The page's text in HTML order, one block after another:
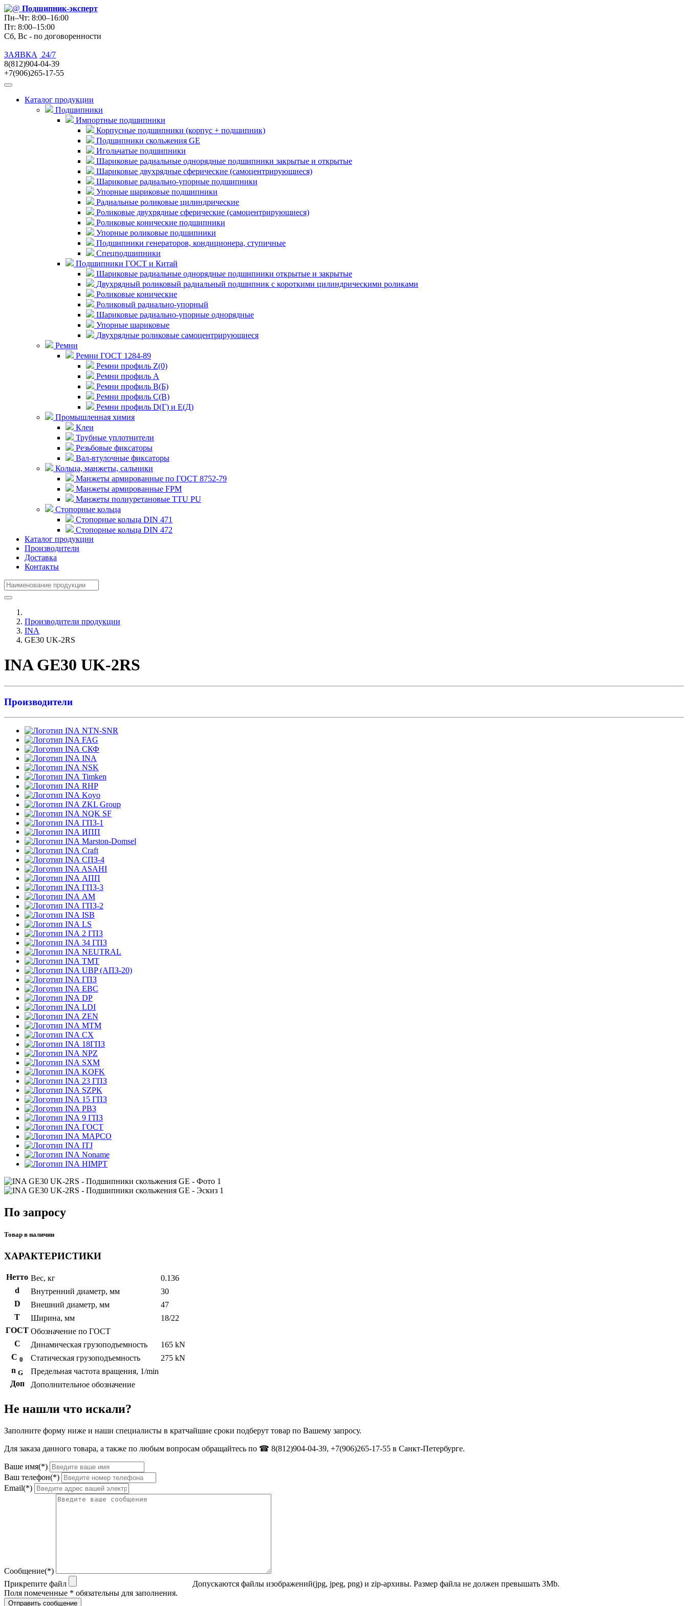
Подшипник-эксперт
Пн–Чт: 8:00–16:00
Пт: 8:00–15:00
Сб, Вс - по договоренности
ЗАЯВКА
24/7
8(812)904-04-39
+7(906)265-17-55
Каталог продукции
Подшипники
Импортные подшипники
Корпусные подшипники (корпус + подшипник)
Подшипники скольжения GE
Игольчатые подшипники
Шариковые радиальные однорядные подшипники закрытые и открытые
Шариковые двухрядные сферические (самоцентрирующиеся)
Шариковые радиально-упорные подшипники
Упорные шариковые подшипники
Радиальные роликовые цилиндрические
Роликовые двухрядные сферические (самоцентрирующиеся)
Роликовые конические подшипники
Упорные роликовые подшипники
Подшипники генераторов, кондиционера, ступичные
Спецподшипники
Подшипники ГОСТ и Китай
Шариковые радиальные однорядные подшипники открытые и закрытые
Двухрядный роликовый радиальный подшипник с короткими цилиндрическими роликами
Роликовые конические
Роликовый радиально-упорный
Шариковые радиально-упорные однорядные
Упорные шариковые
Двухрядные роликовые самоцентрирующиеся
Ремни
Ремни ГОСТ 1284-89
Ремни профиль Z(0)
Ремни профиль А
Ремни профиль В(Б)
Ремни профиль С(В)
Ремни профиль D(Г) и E(Д)
Промышленная химия
Клеи
Трубные уплотнители
Резьбовые фиксаторы
Вал-втулочные фиксаторы
Кольца, манжеты, сальники
Манжеты армированные по ГОСТ 8752-79
Манжеты армированные FPM
Манжеты полиуретановые TTU PU
Стопорные кольца
Стопорные кольца DIN 471
Стопорные кольца DIN 472
Каталог продукции
Производители
Доставка
Контакты
Производители продукции
INA
GE30 UK-2RS
INA GE30 UK-2RS
Производители
NTN-SNR
FAG
СКФ
INA
NSK
Timken
RHP
Koyo
ZKL Group
NQK SF
ГПЗ-1
ИПП
Marston-Domsel
Craft
СПЗ-4
ASAHI
АПП
ГПЗ-3
АМ
ГПЗ-2
ISB
LS
2 ГПЗ
34 ГПЗ
NEUTRAL
TMT
UBP (АПЗ-20)
ГПЗ
EBC
DP
LDI
ZEN
MTM
CX
18ГПЗ
NPZ
SXM
KOFK
23 ГПЗ
SZPK
15 ГПЗ
РВЗ
9 ГПЗ
ГОСТ
MAPCO
ITJ
Noname
HIMPT
По запросу
Товар в наличии
ХАРАКТЕРИСТИКИ
Нетто Вес, кг
0.136
d
Внутренний диаметр, мм
30
D
Внешний диаметр, мм
47
T
Ширина, мм
18/22
ГОСТ Обозначение по ГОСТ
C
Динамическая грузоподъемность
165 kN
С 0 Статическая грузоподъемность
275 kN
n G
Предельная частота вращения, 1/min
Доп
Дополнительное обозначение
Не нашли что искали?
Заполните форму ниже и наши специалисты в кратчайшие сроки подберут товар по Вашему запросу.
Для заказа данного товара, а также по любым вопросам обращайтесь по ☎ 8(812)904-04-39, +7(906)265-17-55 в Санкт-Петербурге.
Ваше имя(*)
Ваш телефон(*)
Email(*)
Сообщение(*)
Прикрепите файл
Допускаются файлы изображений(jpg, jpeg, png) и zip-архивы. Размер файла не должен превышать 3Mb.
Поля помеченные * обязательны для заполнения.
Отправить сообщение